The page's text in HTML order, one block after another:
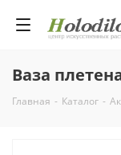
Ваза
Главная - Каталог -